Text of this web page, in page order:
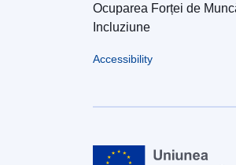
Ocuparea Forței de
Incluziune
Accessibility